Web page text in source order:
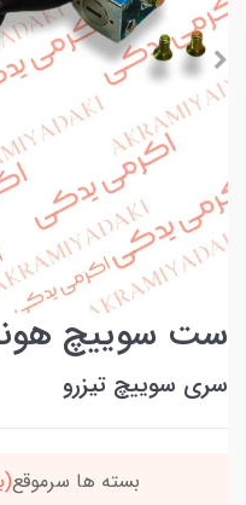
ست سوییچ هوندا
سری سوییچ تیزرو
بسته ها سرموقع